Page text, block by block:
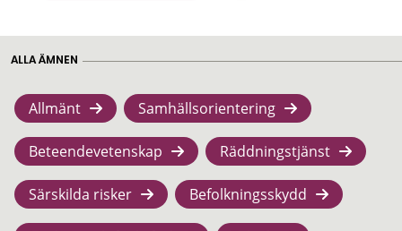
ALLA ÄMNEN
Allmänt Samhällsorientering
Beteendevetenskap Räddningstjänst
Särskilda risker Befolkningsskydd